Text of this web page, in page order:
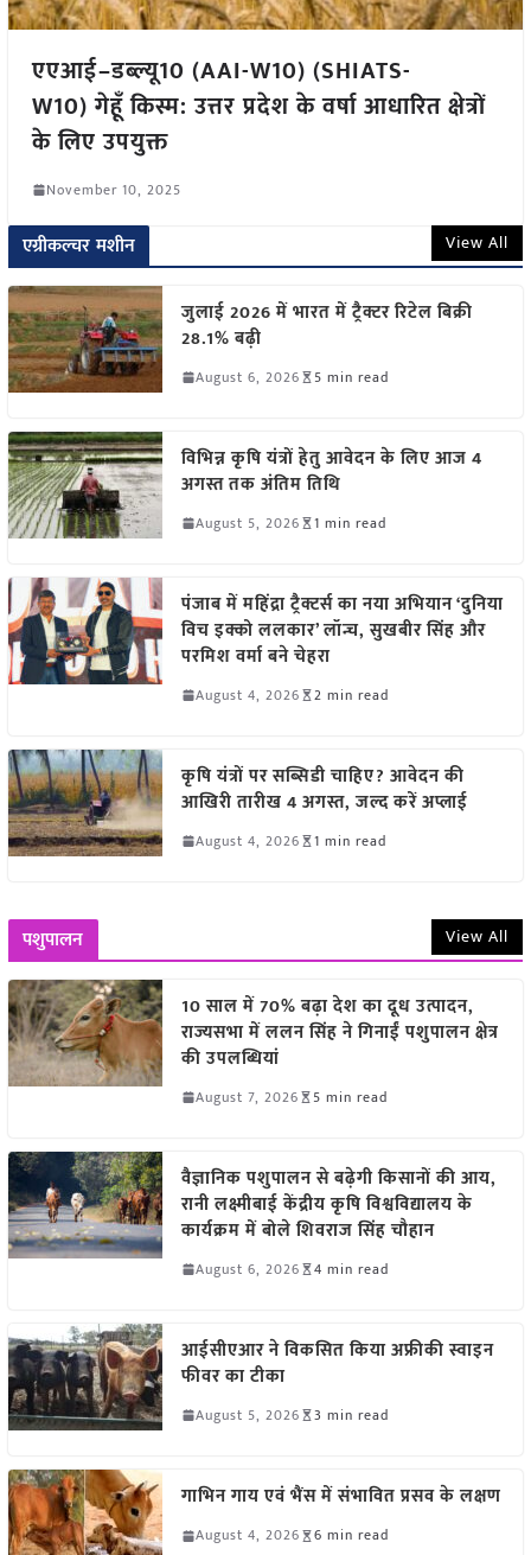
एएआई–डब्ल्यू10 (AAI-W10) (SHIATS-
W10) गेहूँ किस्म: उत्तर प्रदेश के वर्षा आधारित क्षेत्रों
के लिए उपयुक्त
November 10, 2025
एग्रीकल्चर मशीन View All
जुलाई 2026 में भारत में ट्रैक्टर रिटेल बिक्री
28.1% बढ़ी
August 6, 2026 5 min read
विभिन्न कृषि यंत्रों हेतु आवेदन के लिए आज 4
अगस्त तक अंतिम तिथि
August 5, 2026 1 min read
पंजाब में महिंद्रा ट्रैक्टर्स का नया अभियान ‘दुनिया
विच इक्को ललकार’ लॉन्च, सुखबीर सिंह और
परमिश वर्मा बने चेहरा
August 4, 2026 2 min read
कृषि यंत्रों पर सब्सिडी चाहिए? आवेदन की
आखिरी तारीख 4 अगस्त, जल्द करें अप्लाई
August 4, 2026 1 min read
पशुपालन View All
10 साल में 70% बढ़ा देश का दूध उत्पादन,
राज्यसभा में ललन सिंह ने गिनाईं पशुपालन क्षेत्र
की उपलब्धियां
August 7, 2026 5 min read
वैज्ञानिक पशुपालन से बढ़ेगी किसानों की आय,
रानी लक्ष्मीबाई केंद्रीय कृषि विश्वविद्यालय के
कार्यक्रम में बोले शिवराज सिंह चौहान
August 6, 2026 4 min read
आईसीएआर ने विकसित किया अफ्रीकी स्वाइन
फीवर का टीका
August 5, 2026 3 min read
गाभिन गाय एवं भैंस में संभावित प्रसव के लक्षण
August 4, 2026 6 min read